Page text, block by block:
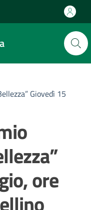
Giovedì 15
ore